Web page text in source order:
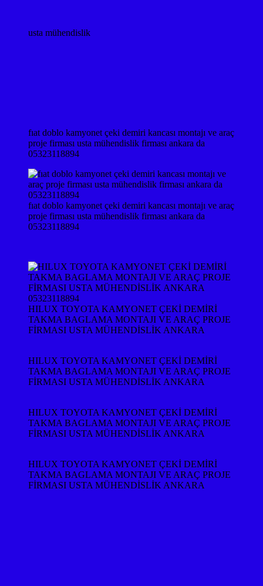
usta mühendislik
fıat doblo kamyonet çeki demiri kancası montajı ve araç
proje firması usta mühendislik firması ankara da
05323118894
fıat doblo kamyonet çeki demiri kancası montajı ve araç
proje firması usta mühendislik firması ankara da
05323118894
HILUX TOYOTA KAMYONET ÇEKİ DEMİRİ
TAKMA BAGLAMA MONTAJI VE ARAÇ PROJE
FİRMASI USTA MÜHENDİSLİK ANKARA
HILUX TOYOTA KAMYONET ÇEKİ DEMİRİ
TAKMA BAGLAMA MONTAJI VE ARAÇ PROJE
FİRMASI USTA MÜHENDİSLİK ANKARA
HILUX TOYOTA KAMYONET ÇEKİ DEMİRİ
TAKMA BAGLAMA MONTAJI VE ARAÇ PROJE
FİRMASI USTA MÜHENDİSLİK ANKARA
HILUX TOYOTA KAMYONET ÇEKİ DEMİRİ
TAKMA BAGLAMA MONTAJI VE ARAÇ PROJE
FİRMASI USTA MÜHENDİSLİK ANKARA